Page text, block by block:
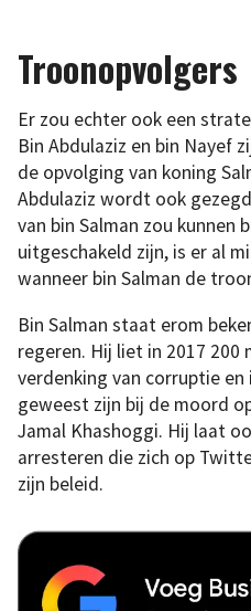
Troonopvolgers
Er zou echter ook een
Bin Abdulaziz en bin Nayef
de opvolging van koning
Abdulaziz wordt ook
van bin Salman zou kunnen
uitgeschakeld zijn, is er al
wanneer bin Salman de
Bin Salman staat erom
regeren. Hij liet in 2017 200
verdenking van corruptie
geweest zijn bij de moord
Jamal Khashoggi. Hij laat
arresteren die zich op
zijn beleid.